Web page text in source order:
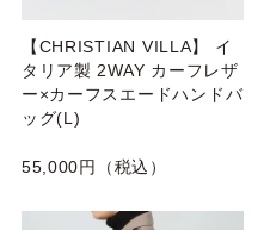
【CHRISTIAN VILLA】 イ
タリア製 2WAY カーフレザ
ー×カーフスエードハンドバ
ッグ(L)
55,000円（税込）